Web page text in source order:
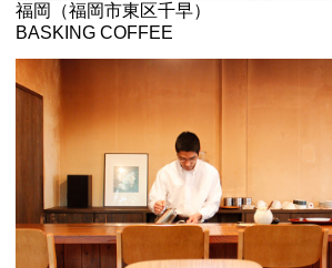
福岡（福岡市東区千早）
BASKING COFFEE